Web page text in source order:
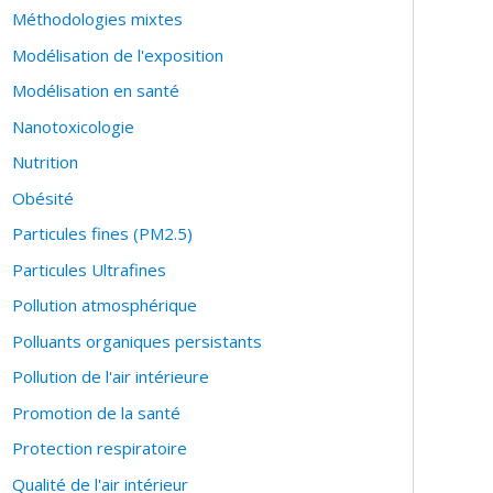
recherches est de fournir des données
environnementales et pour orienter les
suivante:
impacts of varying environmental exposures
exposure of large populations (i.e. statistical,
(Canada). She has been on the board of
Environmental Health Research Consortium
health and survey data. She led the
in Quebec (Canada) using linked
Méthodologies mixtes
Modélisation de l'exposition
Modélisation en santé
Nanotoxicologie
Nutrition
Obésité
Particules fines (PM2.5)
Particules Ultrafines
Pollution atmosphérique
Polluants organiques persistants
Pollution de l'air intérieure
Promotion de la santé
Protection respiratoire
Qualité de l'air intérieur